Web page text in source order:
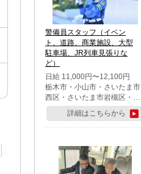
警備員スタッフ（イベン
ト、道路、商業施設、大型
駐車場、JR列車見張りな
ど）
日給 11,000円〜12,100円
栃木市・小山市・さいたま市
西区・さいたま市岩槻区・久
喜市・蓮田市
詳細はこちらから